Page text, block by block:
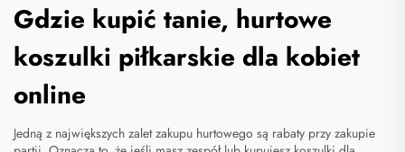
Gdzie kupić tanie, hurtowe
koszulki piłkarskie dla kobiet
online
Jedną z największych zalet zakupu hurtowego są rabaty przy zakupie